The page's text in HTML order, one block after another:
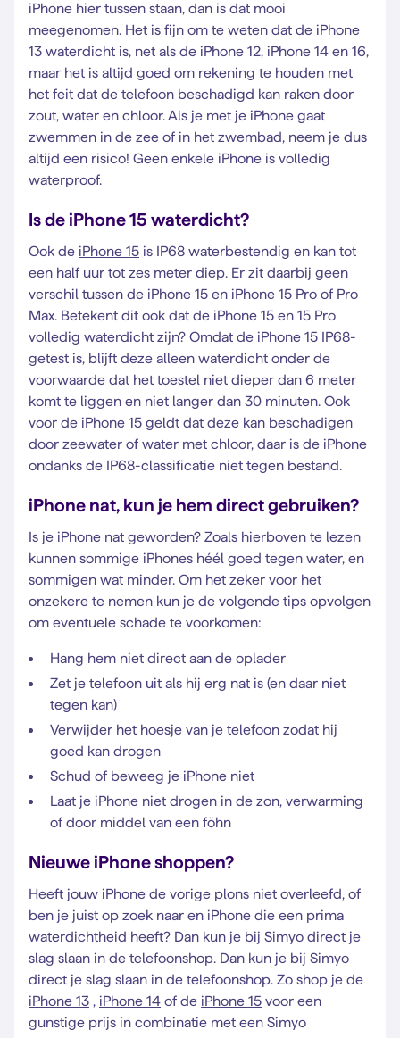
iPhone hier tussen staan, dan is dat mooi
meegenomen. Het is fijn om te weten dat de iPhone
13 waterdicht is, net als de iPhone 12, iPhone 14 en 16,
maar het is altijd goed om rekening te houden met
het feit dat de telefoon beschadigd kan raken door
zout, water en chloor. Als je met je iPhone gaat
zwemmen in de zee of in het zwembad, neem je dus
altijd een risico! Geen enkele iPhone is volledig
waterproof.
Is de iPhone 15 waterdicht?
Ook de iPhone 15 is IP68 waterbestendig en kan tot
een half uur tot zes meter diep. Er zit daarbij geen
verschil tussen de iPhone 15 en iPhone 15 Pro of Pro
Max. Betekent dit ook dat de iPhone 15 en 15 Pro
volledig waterdicht zijn? Omdat de iPhone 15 IP68-
getest is, blijft deze alleen waterdicht onder de
voorwaarde dat het toestel niet dieper dan 6 meter
komt te liggen en niet langer dan 30 minuten. Ook
voor de iPhone 15 geldt dat deze kan beschadigen
door zeewater of water met chloor, daar is de iPhone
ondanks de IP68-classificatie niet tegen bestand.
iPhone nat, kun je hem direct gebruiken?
Is je iPhone nat geworden? Zoals hierboven te lezen
kunnen sommige iPhones héél goed tegen water, en
sommigen wat minder. Om het zeker voor het
onzekere te nemen kun je de volgende tips opvolgen
om eventuele schade te voorkomen:
Hang hem niet direct aan de oplader
Zet je telefoon uit als hij erg nat is (en daar niet
tegen kan)
Verwijder het hoesje van je telefoon zodat hij
goed kan drogen
Schud of beweeg je iPhone niet
Laat je iPhone niet drogen in de zon, verwarming
of door middel van een föhn
Nieuwe iPhone shoppen?
Heeft jouw iPhone de vorige plons niet overleefd, of
ben je juist op zoek naar en iPhone die een prima
waterdichtheid heeft? Dan kun je bij Simyo direct je
slag slaan in de telefoonshop. Dan kun je bij Simyo
direct je slag slaan in de telefoonshop. Zo shop je de
iPhone 13 , iPhone 14 of de iPhone 15 voor een
gunstige prijs in combinatie met een Simyo